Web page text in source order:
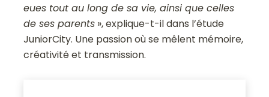
eues tout au long de sa vie, ainsi que celles
de ses parents », explique-t-il dans l’étude
JuniorCity. Une passion où se mêlent mémoire,
créativité et transmission.